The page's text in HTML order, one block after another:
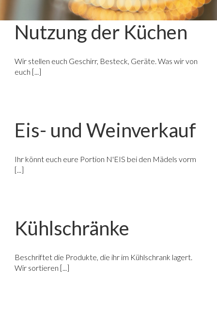
Nutzung der Küchen
Wir stellen euch Geschirr, Besteck, Geräte. Was wir von
euch [...]
Eis- und Weinverkauf
Ihr könnt euch eure Portion N'EIS bei den Mädels vorm
[...]
Kühlschränke
Beschriftet die Produkte, die ihr im Kühlschrank lagert.
Wir sortieren [...]